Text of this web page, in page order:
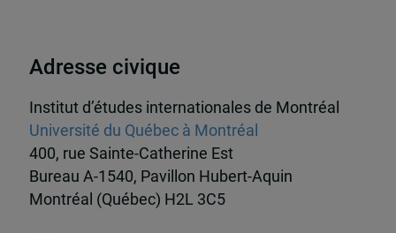
Adresse civique
Institut d’études internationales de Montréal
Université du Québec à Montréal
400, rue Sainte-Catherine Est
Bureau A-1540, Pavillon Hubert-Aquin
Montréal (Québec) H2L 3C5